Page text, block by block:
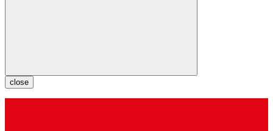
close